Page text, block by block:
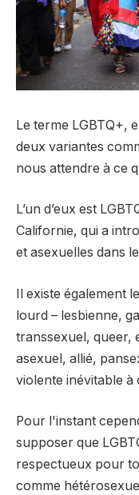
Le terme LGBTQ+,
deux variantes
nous attendre à ce
L’un d’eux est
Californie, qui a
et asexuelles dans
Il existe également
lourd – lesbienne,
transsexuel, queer,
asexuel, allié,
violente inévitable à
Pour l'instant
supposer que
respectueux pour
comme